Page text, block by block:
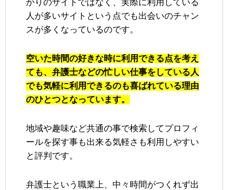
かりのサイトではなく、実際に利用している
人が多いサイトという点でも出会いのチャン
スが多くなっているのです。
空いた時間の好きな時に利用できる点を考え
ても、弁護士などの忙しい仕事をしている人
でも気軽に利用できるのも喜ばれている理由
のひとつとなっています。
地域や趣味など共通の事で検索してプロフィ
ールを探す事も出来る気軽さも利用しやすい
と評判です。
弁護士という職業上、中々時間がつくれず出